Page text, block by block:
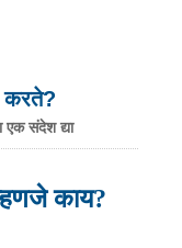
करते?
एक संदेश द्या
काय?